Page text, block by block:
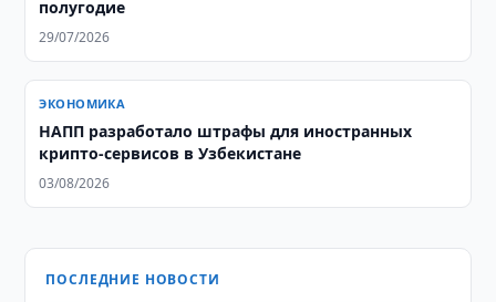
полугодие
29/07/2026
ЭКОНОМИКА
НАПП разработало штрафы для иностранных
крипто-сервисов в Узбекистане
03/08/2026
ПОСЛЕДНИЕ НОВОСТИ